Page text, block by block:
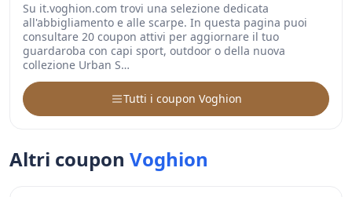
Su it.voghion.com trovi una selezione dedicata
all'abbigliamento e alle scarpe. In questa pagina puoi
consultare 20 coupon attivi per aggiornare il tuo
guardaroba con capi sport, outdoor o della nuova
collezione Urban S…
Tutti i coupon Voghion
Altri coupon Voghion